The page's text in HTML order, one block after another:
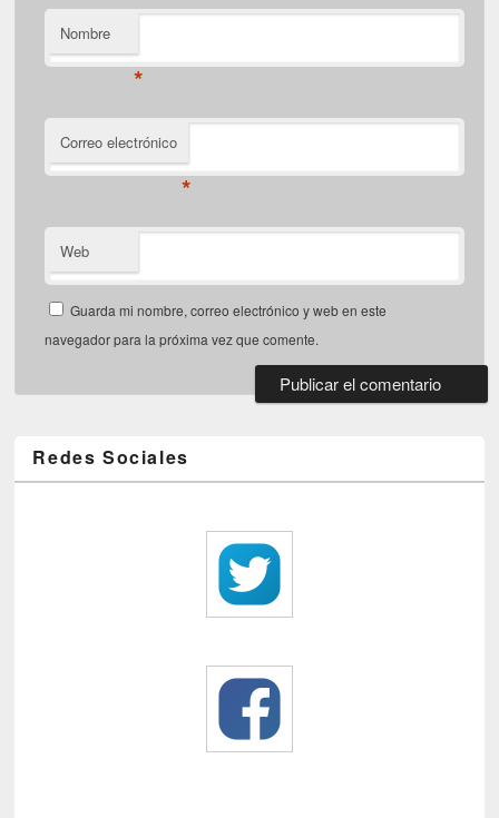
Nombre
*
Correo electrónico
*
Web
Guarda mi nombre, correo electrónico y web en este
navegador para la próxima vez que comente.
Redes Sociales